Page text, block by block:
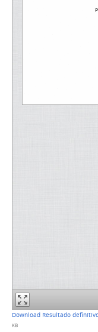
Download Resultado
KB